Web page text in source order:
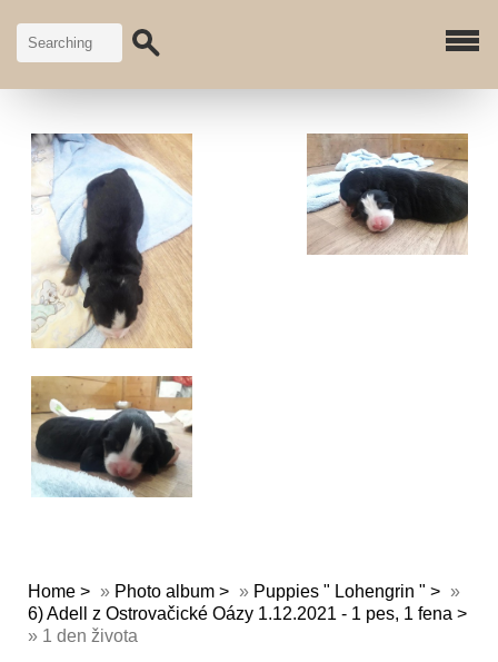
Home » Photo album » Puppies " Lohengrin "
»
6) Adell z Ostrovačické Oázy 1.12.2021 - 1 pes, 1 fena
» 1 den života